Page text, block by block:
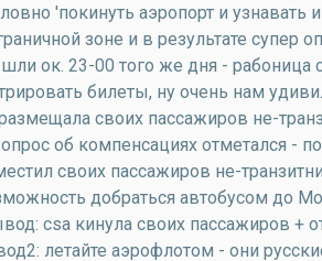
'покинуть аэропорт и
зоне и в результате
ок. 23-00 того же дня - рабоница
билеты, ну очень нам
своих пассажиров не-
об компенсациях отметался -
своих пассажиров не-
добраться автобусом до
csa кинула своих пассажиров +
летайте аэрофлотом - они